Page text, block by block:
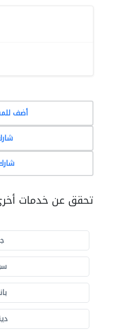
أضف
تحقق عن خدمات